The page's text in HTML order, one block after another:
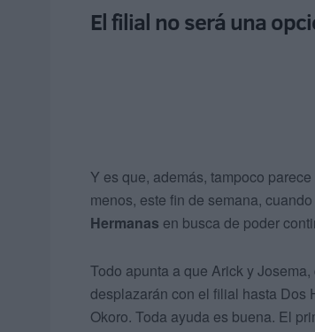
El filial no será una
Y es que, además, tampoco
menos, este fin de semana,
Hermanas en busca de poder
Todo apunta a que Arick y
desplazarán con el filial hasta Dos
Okoro. Toda ayuda es buena. El